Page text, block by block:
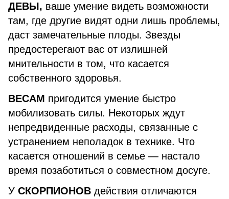
ДЕВЫ, ваше умение видеть возможности
там, где другие видят одни лишь проблемы,
даст замечательные плоды. Звезды
предостерегают вас от излишней
мнительности в том, что касается
собственного здоровья.
ВЕСАМ пригодится умение быстро
мобилизовать силы. Некоторых ждут
непредвиденные расходы, связанные с
устранением неполадок в технике. Что
касается отношений в семье — настало
время позаботиться о совместном досуге.
У СКОРПИОНОВ действия отличаются